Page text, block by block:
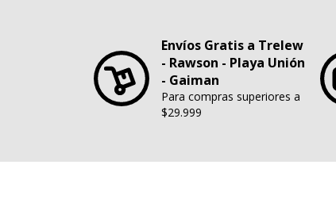
Envíos Gratis a Trelew
- Rawson - Playa Unión
- Gaiman
Para compras superiores a
$29.999